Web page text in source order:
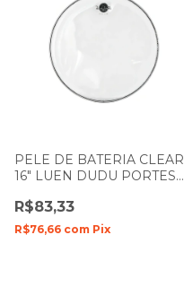
PELE DE BATERIA CLEAR
16" LUEN DUDU PORTES
R$83,33
R$76,66 com Pix